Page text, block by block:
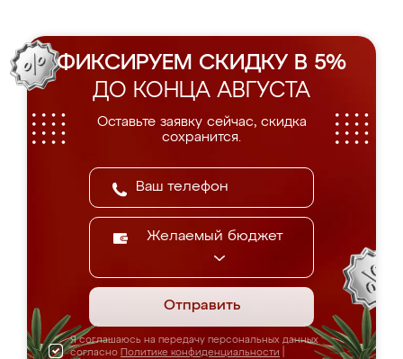
ФИКСИРУЕМ СКИДКУ В 5%
ДО КОНЦА АВГУСТА
Оставьте заявку сейчас, скидка
сохранится.
Желаемый бюджет
Отправить
Я соглашаюсь на передачу персональных данных
согласно Политике конфиденциальности